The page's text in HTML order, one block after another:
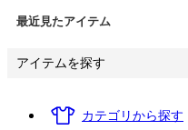
最近見たアイテム
アイテムを探す
カテゴリから探す